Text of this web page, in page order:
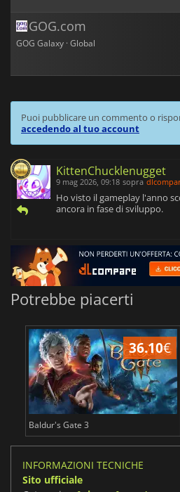
GOG.com
GOG Galaxy · Global
Puoi pubblicare un commento o
accedendo al tuo account
KittenChucklenugget
9 mag 2026, 09:18 sopra
Ho visto il gameplay l'anno
ancora in fase di sviluppo.
Potrebbe piacerti
36.10€
Baldur's Gate 3
INFORMAZIONI TECNICHE
Sito ufficiale